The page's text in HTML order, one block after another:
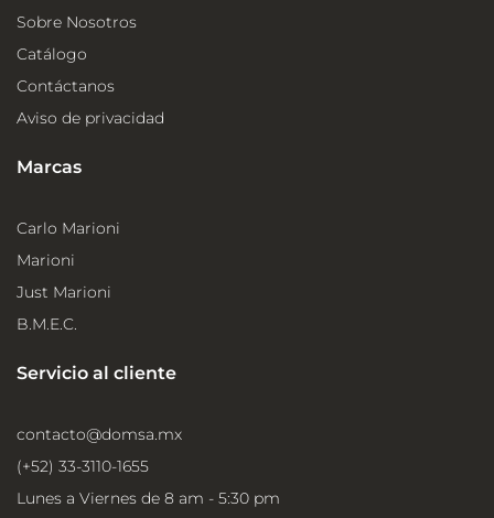
Sobre Nosotros
Catálogo
Contáctanos
Aviso de privacidad
Marcas
Carlo Marioni
Marioni
Just Marioni
B.M.E.C.
Servicio al cliente
contacto@domsa.mx
(+52) 33-3110-1655
Lunes a Viernes de 8 am - 5:30 pm